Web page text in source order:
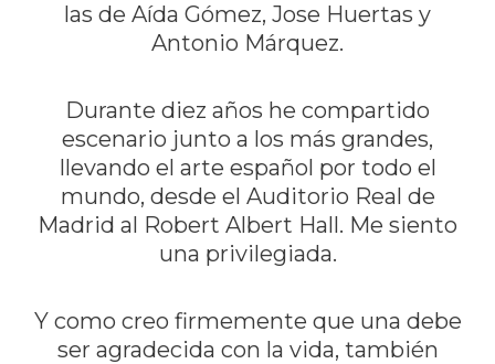
las de Aída Gómez, Jose Huertas y
Antonio Márquez.
Durante diez años he compartido
escenario junto a los más grandes,
llevando el arte español por todo el
mundo, desde el Auditorio Real de
Madrid al Robert Albert Hall. Me siento
una privilegiada.
Y como creo firmemente que una debe
ser agradecida con la vida, también